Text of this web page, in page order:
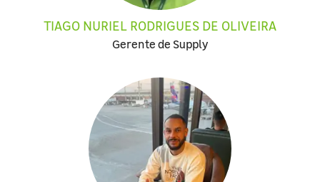
TIAGO NURIEL RODRIGUES DE OLIVEIRA
Gerente de Supply